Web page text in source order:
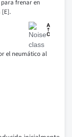
frenar en
[E].
el neumático al